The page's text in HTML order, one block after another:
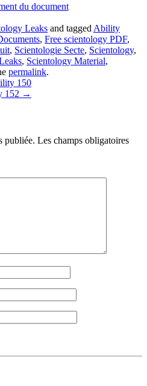
du document
Leaks and tagged Ability
, Free scientology PDF,
, Scientologie Secte, Scientology,
, Scientology Material,
permalink.
150
152 →
publiée. Les champs obligatoires